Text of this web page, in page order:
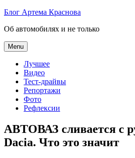
Skip
content
Блог Артема Краснова
Об автомобилях и не только
Menu
Лучшее
Видео
Тест-драйвы
Репортажи
Фото
Рефлексии
АВТОВАЗ сливается с
Dacia. Что это значит